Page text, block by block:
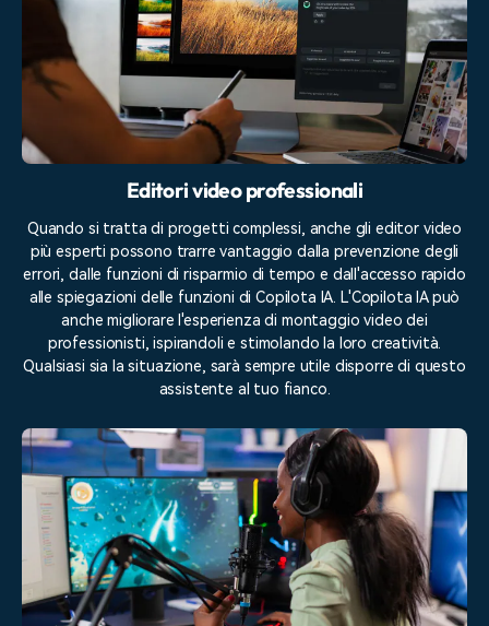
Editori video professionali
Quando si tratta di progetti complessi, anche gli editor video
più esperti possono trarre vantaggio dalla prevenzione degli
errori, dalle funzioni di risparmio di tempo e dall'accesso rapido
alle spiegazioni delle funzioni di Copilota IA. L'Copilota IA può
anche migliorare l'esperienza di montaggio video dei
professionisti, ispirandoli e stimolando la loro creatività.
Qualsiasi sia la situazione, sarà sempre utile disporre di questo
assistente al tuo fianco.